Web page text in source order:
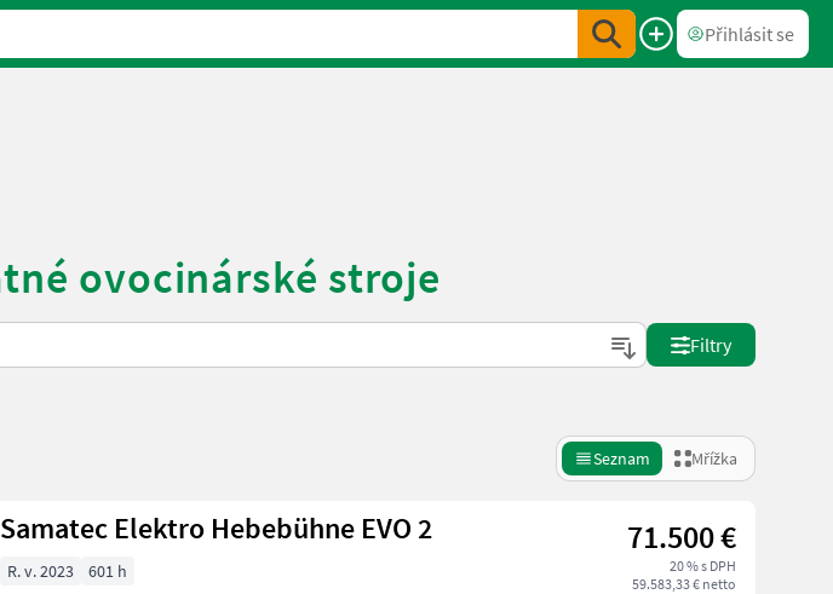
Přihlásit se
ovocinárské stroje
Filtry
Seznam Mřížka
Samatec Elektro Hebebühne EVO 2 71.500 €
20 % s DPH
59.583,33 € netto
R. v. 2023 601 h